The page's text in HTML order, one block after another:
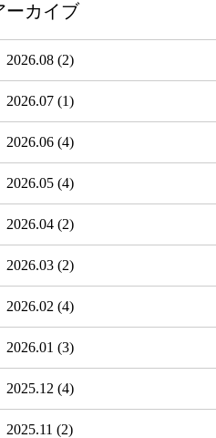
ーカイブ
2026.08 (2)
2026.07 (1)
2026.06 (4)
2026.05 (4)
2026.04 (2)
2026.03 (2)
2026.02 (4)
2026.01 (3)
2025.12 (4)
2025.11 (2)